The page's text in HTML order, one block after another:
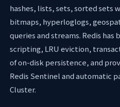
hashes, lists, sets, sorted sets
bitmaps, hyperloglogs,
queries and streams. Redis
scripting, LRU eviction,
of on-disk persistence, and
Redis Sentinel and automatic
Cluster.